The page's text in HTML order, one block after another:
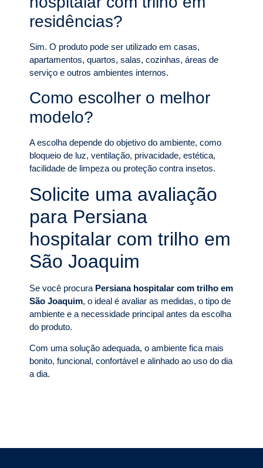
residências?
Sim. O produto pode ser utilizado em casas,
apartamentos, quartos, salas, cozinhas, áreas de
serviço e outros ambientes internos.
Como escolher o melhor
modelo?
A escolha depende do objetivo do ambiente, como
bloqueio de luz, ventilação, privacidade, estética,
facilidade de limpeza ou proteção contra insetos.
Solicite uma avaliação
para Persiana
hospitalar com trilho em
São Joaquim
Se você procura Persiana hospitalar com trilho em
São Joaquim, o ideal é avaliar as medidas, o tipo de
ambiente e a necessidade principal antes da escolha
do produto.
Com uma solução adequada, o ambiente fica mais
bonito, funcional, confortável e alinhado ao uso do dia
a dia.